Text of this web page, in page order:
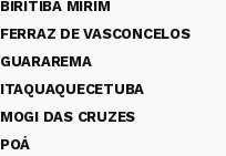
BIRITIBA MIRIM
FERRAZ DE VASCONCELOS
GUARAREMA
ITAQUAQUECETUBA
MOGI DAS CRUZES
POÁ